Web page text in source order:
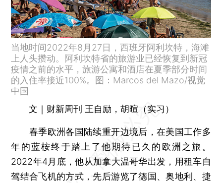
当地时间2022年8月27日，西班牙阿利坎特，海滩
上人头攒动。阿利坎特省的旅游业已经恢复到新冠
疫情之前的水平，旅游公寓和酒店在夏季部分时间
的入住率接近100%。图：Marcos del Mazo/视觉
中国
文｜财新周刊 王自励，胡暄（实习）
春季欧洲各国陆续重开边境后，在美国工作多
年的蓝桉终于踏上了他期待已久的欧洲之旅。
2022年4月底，他从加拿大温哥华出发，用租车自
驾结合飞机的方式，先后游览了德国、奥地利、捷